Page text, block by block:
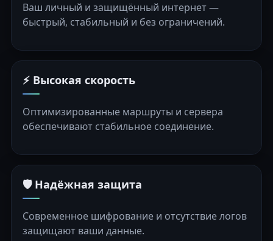
Ваш личный и защищённый интернет —
быстрый, стабильный и без ограничений.
⚡ Высокая скорость
Оптимизированные маршруты и сервера
обеспечивают стабильное соединение.
🛡️ Надёжная защита
Современное шифрование и отсутствие логов
защищают ваши данные.